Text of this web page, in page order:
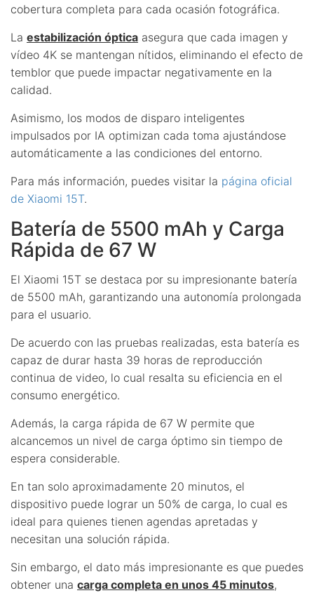
cobertura completa para cada ocasión fotográfica.
La estabilización óptica asegura que cada imagen y
vídeo 4K se mantengan nítidos, eliminando el efecto de
temblor que puede impactar negativamente en la
calidad.
Asimismo, los modos de disparo inteligentes
impulsados por IA optimizan cada toma ajustándose
automáticamente a las condiciones del entorno.
Para más información, puedes visitar la página oficial
de Xiaomi 15T.
Batería de 5500 mAh y Carga
Rápida de 67 W
El Xiaomi 15T se destaca por su impresionante batería
de 5500 mAh, garantizando una autonomía prolongada
para el usuario.
De acuerdo con las pruebas realizadas, esta batería es
capaz de durar hasta 39 horas de reproducción
continua de video, lo cual resalta su eficiencia en el
consumo energético.
Además, la carga rápida de 67 W permite que
alcancemos un nivel de carga óptimo sin tiempo de
espera considerable.
En tan solo aproximadamente 20 minutos, el
dispositivo puede lograr un 50% de carga, lo cual es
ideal para quienes tienen agendas apretadas y
necesitan una solución rápida.
Sin embargo, el dato más impresionante es que puedes
obtener una carga completa en unos 45 minutos,